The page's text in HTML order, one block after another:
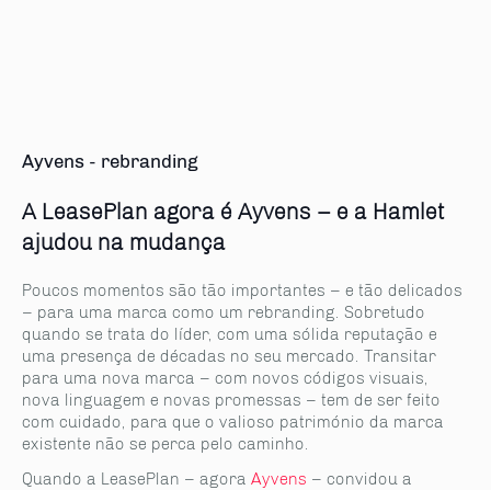
Ayvens - rebranding
A LeasePlan agora é Ayvens – e a Hamlet
ajudou na mudança
Poucos momentos são tão importantes – e tão delicados
– para uma marca como um rebranding. Sobretudo
quando se trata do líder, com uma sólida reputação e
uma presença de décadas no seu mercado. Transitar
para uma nova marca – com novos códigos visuais,
nova linguagem e novas promessas – tem de ser feito
com cuidado, para que o valioso património da marca
existente não se perca pelo caminho.
Quando a LeasePlan – agora Ayvens – convidou a